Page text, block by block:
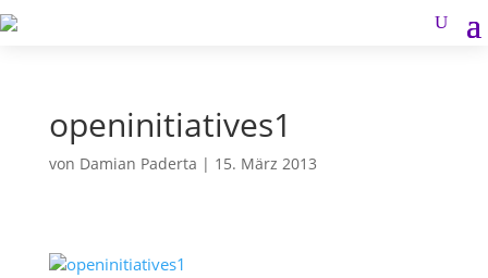
openinitiatives1
von Damian Paderta | 15. März 2013